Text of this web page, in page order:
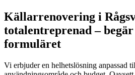
Källarrenovering i
totalentreprenad –
formuläret
Vi erbjuder en helhetslösning anpassad